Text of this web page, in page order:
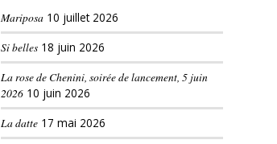
Mariposa 10 juillet 2026
Si belles 18 juin 2026
La rose de Chenini, soirée de lancement, 5 juin
2026 10 juin 2026
La datte 17 mai 2026